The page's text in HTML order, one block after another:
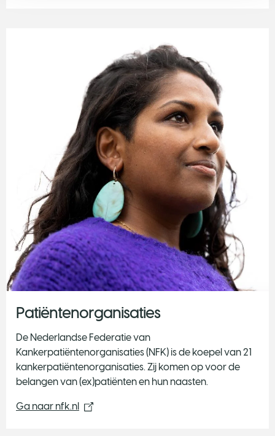
Patiëntenorganisaties
De Nederlandse Federatie van
Kankerpatiëntenorganisaties (NFK) is de koepel van 21
kankerpatiëntenorganisaties. Zij komen op voor de
belangen van (ex)patiënten en hun naasten.
Ga naar nfk.nl